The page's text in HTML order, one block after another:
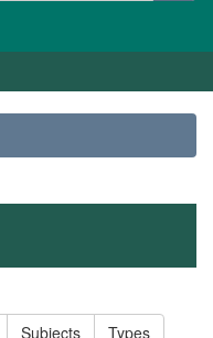
Subjects Types